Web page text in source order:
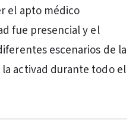
el apto médico
fue presencial y el
escenarios de la
activad durante todo el